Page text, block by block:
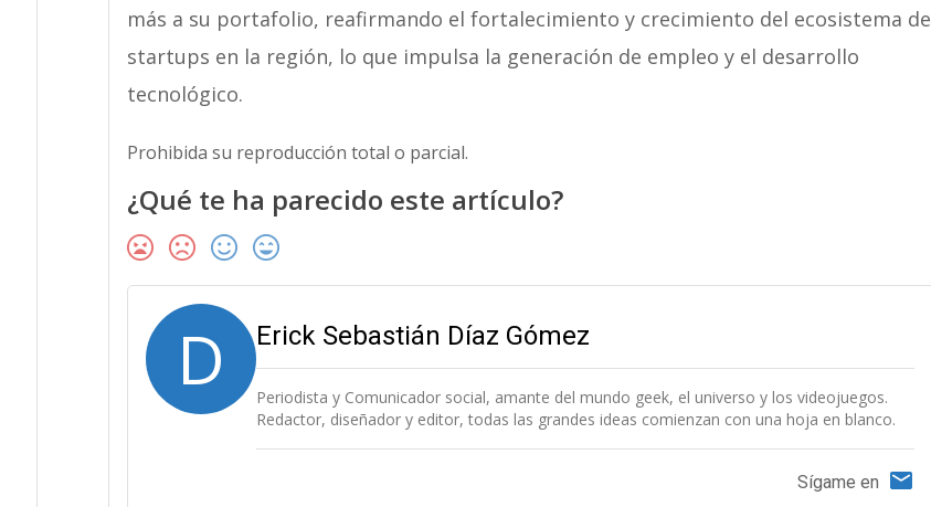
más a su portafolio, reafirmando el fortalecimiento y crecimiento del ecosistema de
startups en la región, lo que impulsa la generación de empleo y el desarrollo
tecnológico.
Prohibida su reproducción total o parcial.
¿Qué te ha parecido este artículo?
D Erick Sebastián Díaz Gómez
Periodista y Comunicador social, amante del mundo geek, el universo y los videojuegos.
Redactor, diseñador y editor, todas las grandes ideas comienzan con una hoja en blanco.
Sígame en